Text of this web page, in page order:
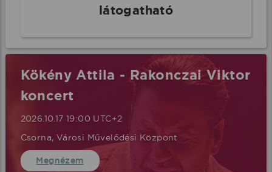
látogatható
Kökény Attila - Rakonczai Viktor
koncert
2026.10.17 19:00 UTC+2
Csorna, Városi Művelődési Központ
Megnézem